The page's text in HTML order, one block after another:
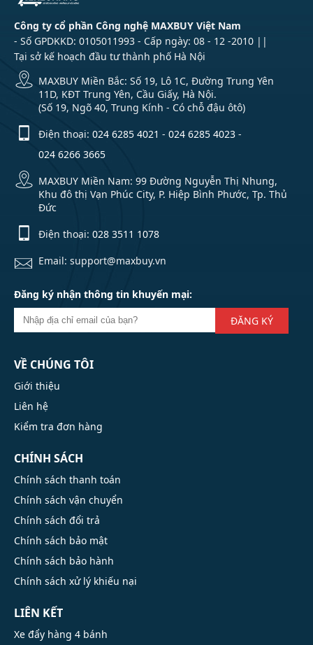
Công ty cổ phần Công nghệ MAXBUY Việt Nam
- Số GPDKKD: 0105011993 - Cấp ngày: 08 - 12 -2010 ||
Tại sở kế hoạch đầu tư thành phố Hà Nội
MAXBUY Miền Bắc: Số 19, Lô 1C, Đường Trung Yên
11D, KĐT Trung Yên, Cầu Giấy, Hà Nội.
(Số 19, Ngõ 40, Trung Kính - Có chỗ đậu ôtô)
Điện thoại: 024 6285 4021 - 024 6285 4023 -
024 6266 3665
MAXBUY Miền Nam: 99 Đường Nguyễn Thị Nhung,
Khu đô thị Vạn Phúc City, P. Hiệp Bình Phước, Tp. Thủ
Đức
Điện thoại: 028 3511 1078
Email: support@maxbuy.vn
Đăng ký nhận thông tin khuyến mại:
ĐĂNG KÝ
VỀ CHÚNG TÔI
Giới thiệu
Liên hệ
Kiểm tra đơn hàng
CHÍNH SÁCH
Chính sách thanh toán
Chính sách vận chuyển
Chính sách đổi trả
Chính sách bảo mật
Chính sách bảo hành
Chính sách xử lý khiếu nại
LIÊN KẾT
Xe đẩy hàng 4 bánh